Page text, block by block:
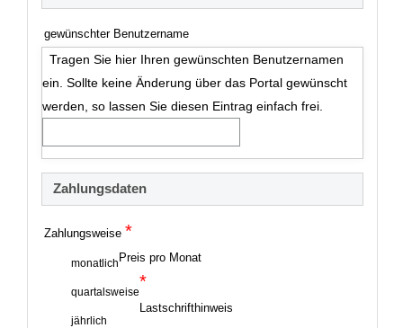
gewünschter Benutzername
Tragen Sie hier Ihren gewünschten Benutzernamen
ein. Sollte keine Änderung über das Portal gewünscht
werden, so lassen Sie diesen Eintrag einfach frei.
Zahlungsdaten
Zahlungsweise *
monatlich
quartalsweise
jährlich
Preis pro Monat
*
Lastschrifthinweis